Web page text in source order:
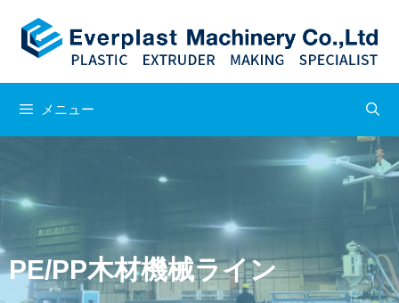
メニュー
PE/PP木材機械ライン